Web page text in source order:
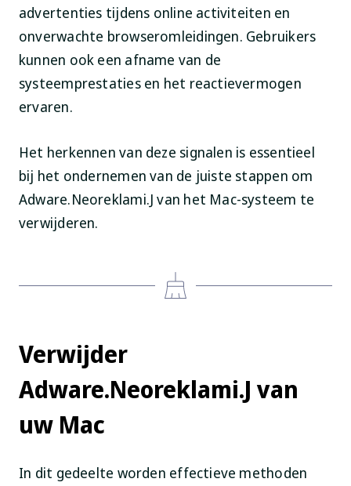
advertenties tijdens online activiteiten en
onverwachte browseromleidingen. Gebruikers
kunnen ook een afname van de
systeemprestaties en het reactievermogen
ervaren.
Het herkennen van deze signalen is essentieel
bij het ondernemen van de juiste stappen om
Adware.Neoreklami.J van het Mac-systeem te
verwijderen.
Verwijder
Adware.Neoreklami.J van
uw Mac
In dit gedeelte worden effectieve methoden